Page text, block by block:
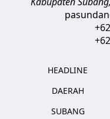
HEADLINE
DAERAH
SUBANG